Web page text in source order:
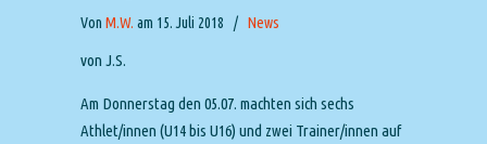
Von M.W. am 15. Juli 2018 / News
von J.S.
Am Donnerstag den 05.07. machten sich sechs
Athlet/innen (U14 bis U16) und zwei Trainer/innen auf